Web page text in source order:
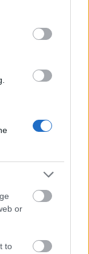
below Google
or
to
a Garda-
ki